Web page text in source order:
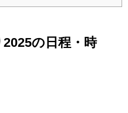
の日程・時